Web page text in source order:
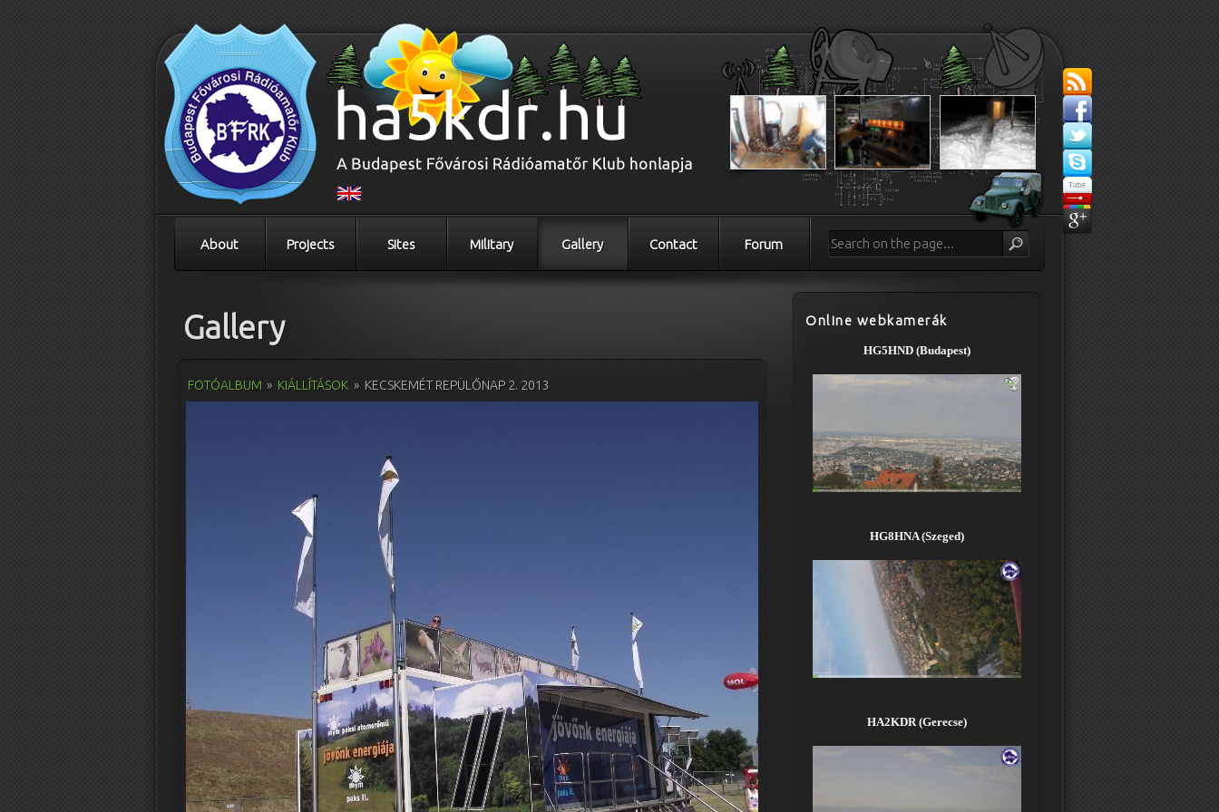
About Projects Sites Military Gallery Contact Forum
Gallery
FOTÓALBUM » KIÁLLÍTÁSOK » KECSKEMÉT REPÜLŐNAP 2. 2013
Online webkamerák